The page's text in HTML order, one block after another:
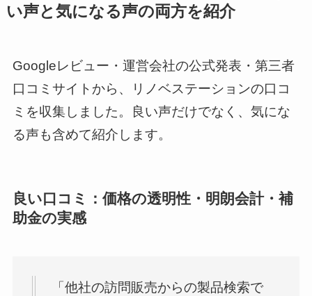
い声と気になる声の両方を紹介
Googleレビュー・運営会社の公式発表・第三者
口コミサイトから、リノベステーションの口コ
ミを収集しました。良い声だけでなく、気にな
る声も含めて紹介します。
良い口コミ：価格の透明性・明朗会計・補
助金の実感
「他社の訪問販売からの製品検索で